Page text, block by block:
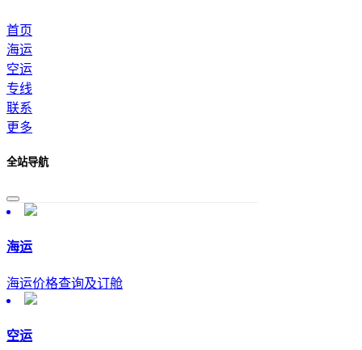
首页
海运
空运
专线
联系
更多
全站导航
海运
海运价格查询及订舱
空运